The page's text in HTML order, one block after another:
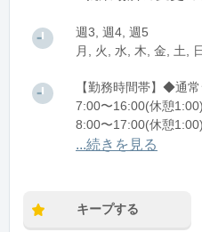
週3, 週4, 週5
月, 火, 水, 木, 金, 土,
【勤務時間帯】◆通
7:00〜16:00(休憩1:00)
8:00〜17:00(休憩1:00)
12:00〜21:00(休憩
...続きを見る
キープする